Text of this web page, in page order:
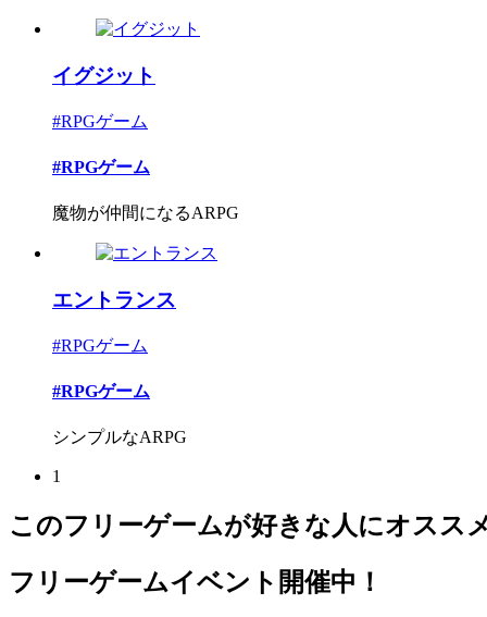
イグジット
#RPGゲーム
#RPGゲーム
魔物が仲間になるARPG
エントランス
#RPGゲーム
#RPGゲーム
シンプルなARPG
1
このフリーゲームが好きな人にオスス
フリーゲームイベント開催中！